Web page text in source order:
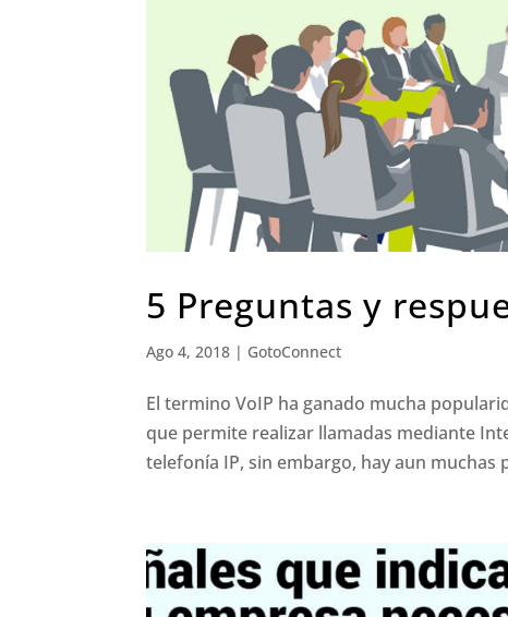
5 Preguntas y
Ago 4, 2018 | GotoConnect
El termino VoIP ha ganado mucha
que permite realizar llamadas mediante
telefonía IP, sin embargo, hay aun muchas